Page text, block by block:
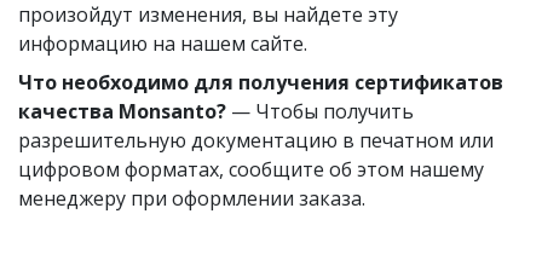
произойдут изменения, вы найдете эту
информацию на нашем сайте.
Что необходимо для получения сертификатов
качества Monsanto? — Чтобы получить
разрешительную документацию в печатном или
цифровом форматах, сообщите об этом нашему
менеджеру при оформлении заказа.